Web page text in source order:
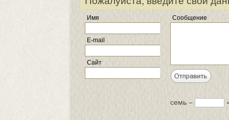
Имя
E-mail
Сайт
Сообщение
семь −